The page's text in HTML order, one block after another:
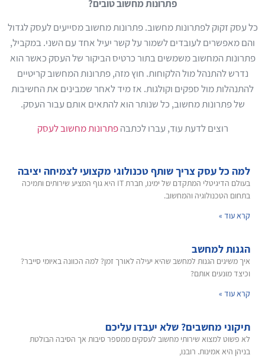
פתרונות מחשוב טובים?
כל עסק זקוק לפתרונות מחשוב. פתרונות מחשוב מסייעים לעסק לגדול
והם מאפשרים לעובדים לשמור על קשר יעיל אחד עם השני. במקביל,
פתרונות המחשוב משמשים בתור כרטיס הביקור של העסק כאשר הוא
נדרש להתנהל מול הלקוחות. חוץ מזה, פתרונות המחשוב קריטיים
להתנהלות מול ספקים וקולגות. אז מיד לאחר שמבינים את החשיבות
של פתרונות מחשוב, כל שנותר הוא להתאים אותם עבור העסק.
רוצים לדעת עוד, עברו לכתבהפתרונות מחשוב לעסק
למה כל עסק צריך שותף טכנולוגי מקצועי לצמיחה יציבה
בעולם הדיגיטלי המתקדם של ימינו, חברת IT היא גוף המציע שירותים ותמיכה
בתחום הטכנולוגיה והמחשוב.
קרא עוד »
הגנות למחשב
איך משיגים הגנות למחשב שהיא יעילה לאורך זמן? למה הכוונה באיומי סייבר?
וכיצד מונעים אותם?
קרא עוד »
תיקוני מחשבים? שלא יעבדו עליכם
לא פשוט למצוא שירותי מחשוב לעסקים ממספר סיבות אך הסיבה הבולטת
בניהן היא אמינות. רובנו,